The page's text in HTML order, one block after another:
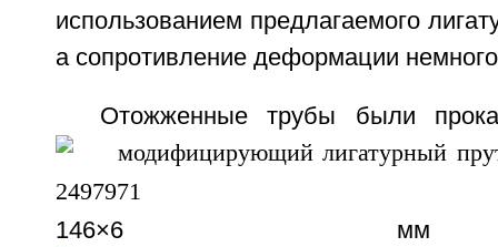
использованием предлагаемого
а сопротивление деформации
Отожженные трубы были
146×6